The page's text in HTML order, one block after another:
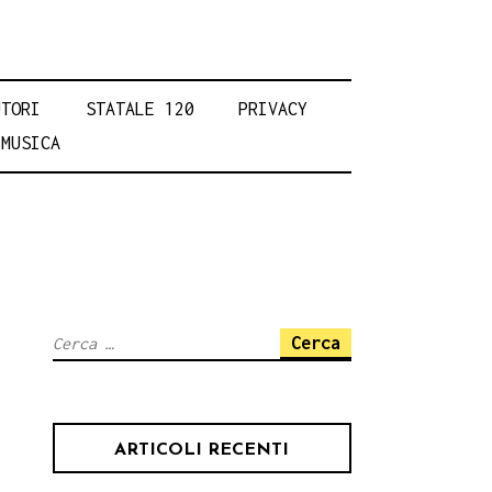
STATALE 120
PRIVACY
MUSICA
Ricerca
ARTICOLI RECENTI